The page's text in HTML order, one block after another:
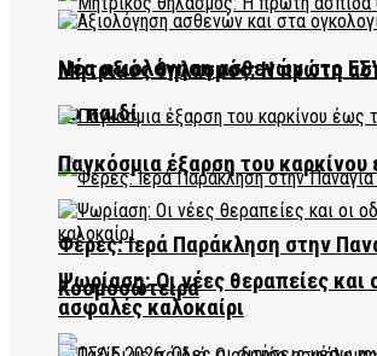
Μητρικός θηλασμός: Η πρώτη
το παιδί
Φέρες: Ιερά Παράκληση στην
Κοσμοσώτειρα
Νέα αξιολόγηση ασθενών στο
Παγκόσμια έξαρση του καρκίνου
Ψωρίαση: Οι νέες θεραπείες και
ασφαλές καλοκαίρι